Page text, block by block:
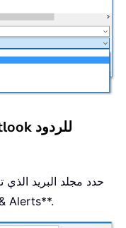
Alerts**.